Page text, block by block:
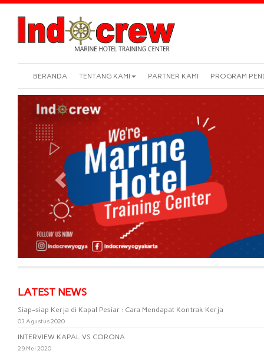
BERANDA TENTANG KAMI PARTNER KAMI PROGRAM
Previous
LATEST NEWS
Siap-siap Kerja di Kapal Pesiar : Cara Mendapat Kontrak Kerja
03 Agustus 2020
INTERVIEW KAPAL VS CORONA
29 Mei 2020